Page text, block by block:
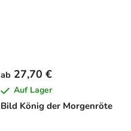
Bild König der Morgenröte
ab 27,70 €
Auf Lager